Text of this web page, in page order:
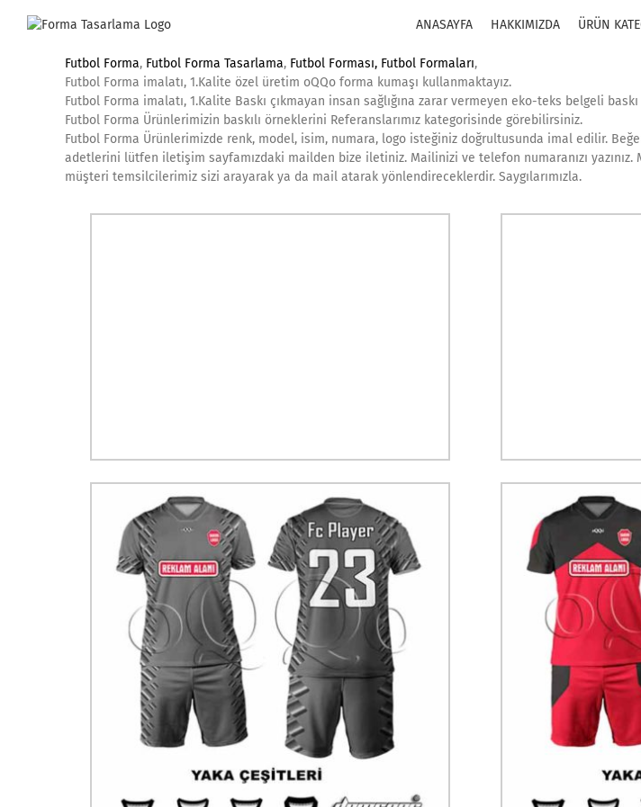
ANASAYFA HAKKIMIZDA ÜRÜN
Futbol Forma, Futbol Forma Tasarlama, Futbol Forması, Futbol Formaları,
Futbol Forma imalatı, 1.Kalite özel üretim oQQo forma kumaşı kullanmaktayız.
Futbol Forma imalatı, 1.Kalite Baskı çıkmayan insan sağlığına zarar vermeyen eko-teks belgeli
Futbol Forma Ürünlerimizin baskılı örneklerini Referanslarımız kategorisinde görebilirsiniz.
Futbol Forma Ürünlerimizde renk, model, isim, numara, logo isteğiniz doğrultusunda imal edilir.
adetlerini lütfen iletişim sayfamızdaki mailden bize iletiniz. Mailinizi ve telefon numaranızı
müşteri temsilcilerimiz sizi arayarak ya da mail atarak yönlendireceklerdir. Saygılarımızla.